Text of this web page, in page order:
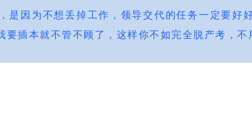
是因为不想丢掉工作，领导交代的任务一定要
插本就不管不顾了，这样你不如完全脱产考，不